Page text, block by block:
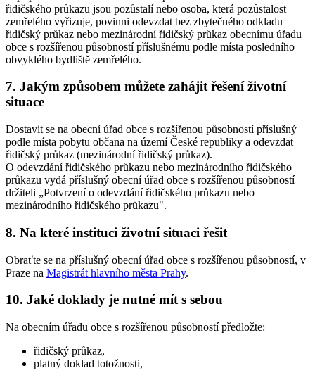
řidičského průkazu jsou pozůstalí nebo osoba, která pozůstalost
zemřelého vyřizuje, povinni odevzdat bez zbytečného odkladu
řidičský průkaz nebo mezinárodní řidičský průkaz obecnímu úřadu
obce s rozšířenou působností příslušnému podle místa posledního
obvyklého bydliště zemřelého.
7. Jakým způsobem můžete zahájit řešení životní
situace
Dostavit se na obecní úřad obce s rozšířenou působností příslušný
podle místa pobytu občana na území České republiky a odevzdat
řidičský průkaz (mezinárodní řidičský průkaz).
O odevzdání řidičského průkazu nebo mezinárodního řidičského
průkazu vydá příslušný obecní úřad obce s rozšířenou působností
držiteli „Potvrzení o odevzdání řidičského průkazu nebo
mezinárodního řidičského průkazu".
8. Na které instituci životní situaci řešit
Obraťte se na příslušný obecní úřad obce s rozšířenou působností, v
Praze na Magistrát hlavního města Prahy.
10. Jaké doklady je nutné mít s sebou
Na obecním úřadu obce s rozšířenou působností předložte:
řidičský průkaz,
platný doklad totožnosti,